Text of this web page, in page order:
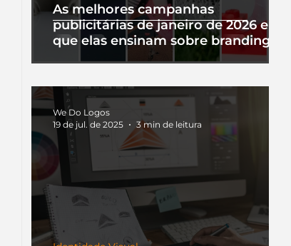
As melhores campanhas
publicitárias de janeiro de 2026 e o
que elas ensinam sobre branding
We Do Logos
19 de jul. de 2025
3 min de leitura